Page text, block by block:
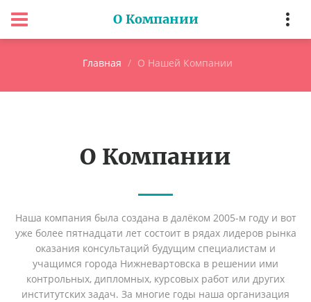
О Компании
Главная О Нашей Компании
О Компании
Наша компания была создана в далёком 2005-м году и вот
уже более пятнадцати лет состоит в рядах лидеров рынка
оказания консультаций будущим специалистам и
учащимся города Нижневартовска в решении ими
контрольных, дипломных, курсовых работ или других
институтских задач. За многие годы наша организация